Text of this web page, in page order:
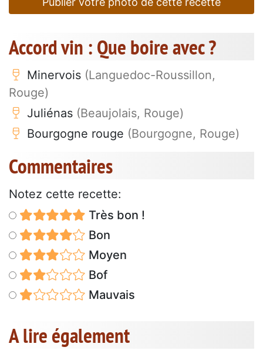
Accord vin : Que boire avec ?
Minervois (Languedoc-Roussillon,
Rouge)
Juliénas (Beaujolais, Rouge)
Bourgogne rouge (Bourgogne, Rouge)
Commentaires
Notez cette recette:
Très bon !
Bon
Moyen
Bof
Mauvais
A lire également